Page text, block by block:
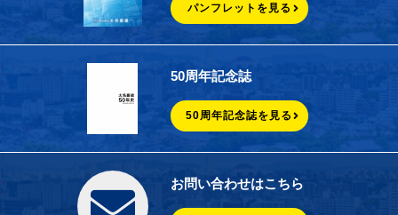
パンフレットを見る
50周年記念誌
50周年記念誌を見る
お問い合わせはこちら